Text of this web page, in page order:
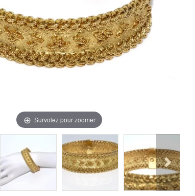
d'occasion
en pierres de couleur Colliers & Pendentifs
Survolez pour zoomer
Suivant